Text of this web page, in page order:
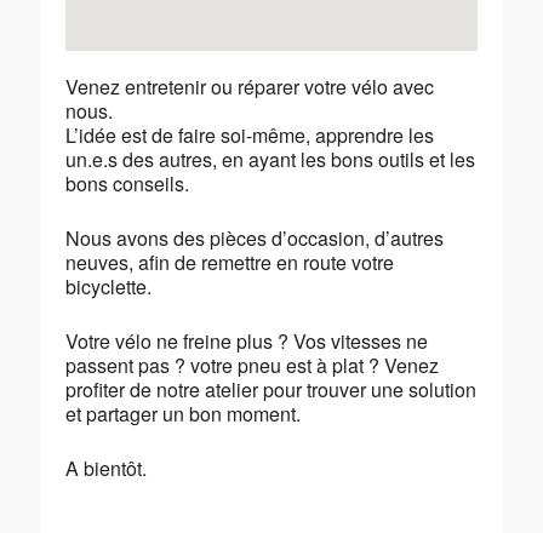
Venez entretenir ou réparer votre vélo avec
nous.
L’idée est de faire soi-même, apprendre les
un.e.s des autres, en ayant les bons outils et les
bons conseils.
Nous avons des pièces d’occasion, d’autres
neuves, afin de remettre en route votre
bicyclette.
Votre vélo ne freine plus ? Vos vitesses ne
passent pas ? votre pneu est à plat ? Venez
profiter de notre atelier pour trouver une solution
et partager un bon moment.
A bientôt.